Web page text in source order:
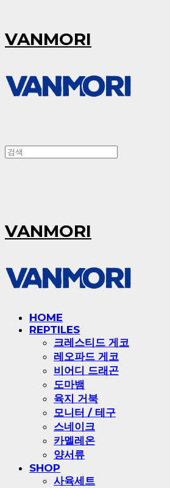
VANMORI
VANMORI
HOME
REPTILES
크레스티드 게코
레오파드 게코
비어디 드래곤
도마뱀
육지 거북
모니터 / 테구
스네이크
카멜레온
양서류
SHOP
사육세트